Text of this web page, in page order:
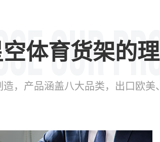
体育货架的
，产品涵盖八大品类，出口欧